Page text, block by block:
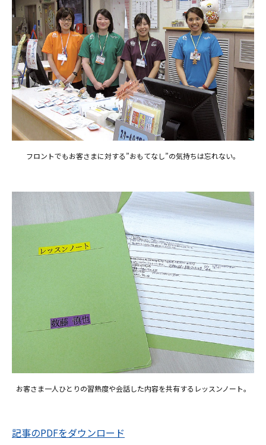
フロントでもお客さまに対する”おもてなし”の気持ちは忘れない。
お客さま一人ひとりの習熟度や会話した内容を共有するレッスンノート。
記事のPDFをダウンロード